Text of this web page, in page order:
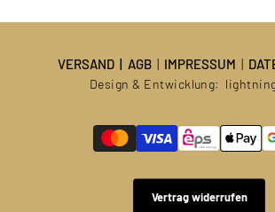
VERSAND AGB IMPRESSUM
Design & Entwicklung:
Vertrag widerrufen